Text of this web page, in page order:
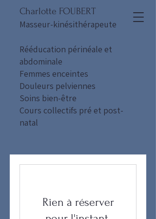
Charlotte FOUBERT
Masseur-kinésithérapeute
Rééducation périnéale et
abdominale
Femmes enceintes
Douleurs pelviennes
Soins bien-être
Cours collectifs pré et post-
natal
Rien à réserver